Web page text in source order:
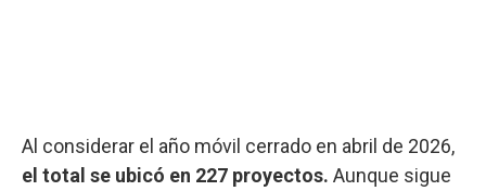
Al considerar el año móvil cerrado en abril de 2026,
el total se ubicó en 227 proyectos. Aunque sigue